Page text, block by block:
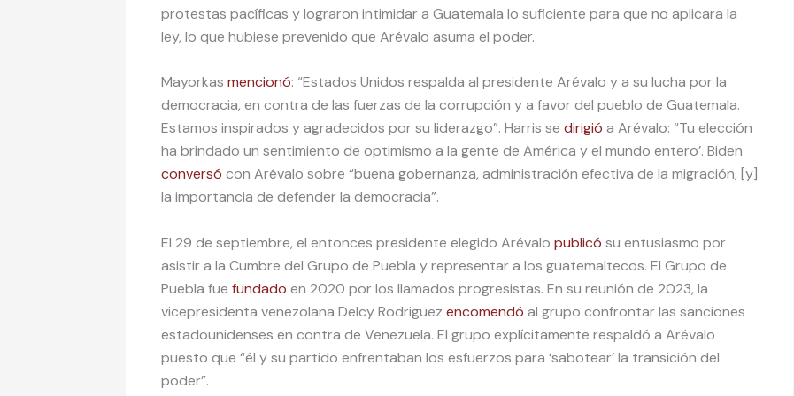
protestas pacíficas y lograron intimidar a Guatemala lo suficiente para que no aplicara la
ley, lo que hubiese prevenido que Arévalo asuma el poder.
Mayorkas mencionó: “Estados Unidos respalda al presidente Arévalo y a su lucha por la
democracia, en contra de las fuerzas de la corrupción y a favor del pueblo de Guatemala.
Estamos inspirados y agradecidos por su liderazgo”. Harris se dirigió a Arévalo: “Tu elección
ha brindado un sentimiento de optimismo a la gente de América y el mundo entero’. Biden
conversó con Arévalo sobre “buena gobernanza, administración efectiva de la migración, [y]
la importancia de defender la democracia”.
El 29 de septiembre, el entonces presidente elegido Arévalo publicó su entusiasmo por
asistir a la Cumbre del Grupo de Puebla y representar a los guatemaltecos. El Grupo de
Puebla fue fundado en 2020 por los llamados progresistas. En su reunión de 2023, la
vicepresidenta venezolana Delcy Rodriguez encomendó al grupo confrontar las sanciones
estadounidenses en contra de Venezuela. El grupo explícitamente respaldó a Arévalo
puesto que “él y su partido enfrentaban los esfuerzos para ‘sabotear’ la transición del
poder”.